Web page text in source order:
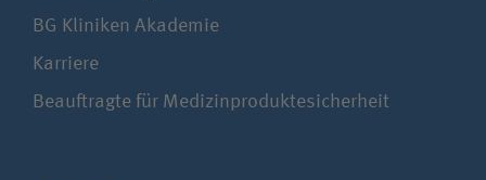
BG Kliniken Akademie
Karriere
Beauftragte für Medizinproduktesicherheit